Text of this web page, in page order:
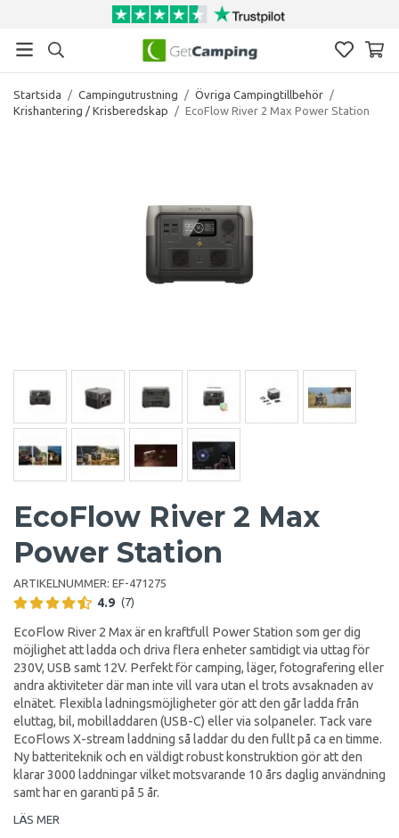
Startsida / Campingutrustning / Övriga Campingtillbehör /
Krishantering / Krisberedskap
/ EcoFlow River 2 Max Power Station
EcoFlow River 2 Max
Power Station
ARTIKELNUMMER: EF-471275
4.9 (7)
EcoFlow River 2 Max är en kraftfull Power Station som ger dig
möjlighet att ladda och driva flera enheter samtidigt via uttag för
230V, USB samt 12V. Perfekt för camping, läger, fotografering eller
andra aktiviteter där man inte vill vara utan el trots avsaknaden av
elnätet. Flexibla ladningsmöjligheter gör att den går ladda från
eluttag, bil, mobilladdaren (USB-C) eller via solpaneler. Tack vare
EcoFlows X-stream laddning så laddar du den fullt på ca en timme.
Ny batteriteknik och en väldigt robust konstruktion gör att den
klarar 3000 laddningar vilket motsvarande 10 års daglig användning
samt har en garanti på 5 år.
LÄS MER